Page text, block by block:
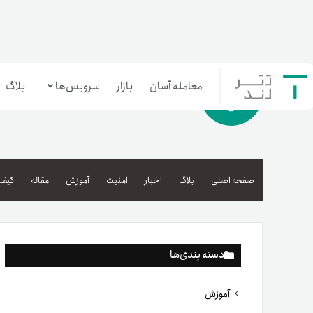
معامله آسان بازار سرویس‌ها
بازار تترلند
سرمایه‌گذاری آسان
بلاگ
صفحه اصلی بلاگ اخبار امنیت آموزش مقاله
دسته بندی‌ها
آموزش